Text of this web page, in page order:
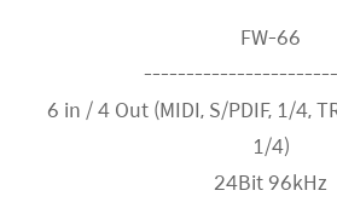
FW-66
6 in / 4 Out (MIDI, S/PDIF, 1/4,
1/4)
24Bit 96kHz